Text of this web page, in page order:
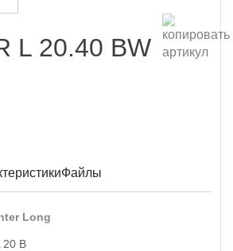
L 20.40 BW
Файлы
Long
20 B